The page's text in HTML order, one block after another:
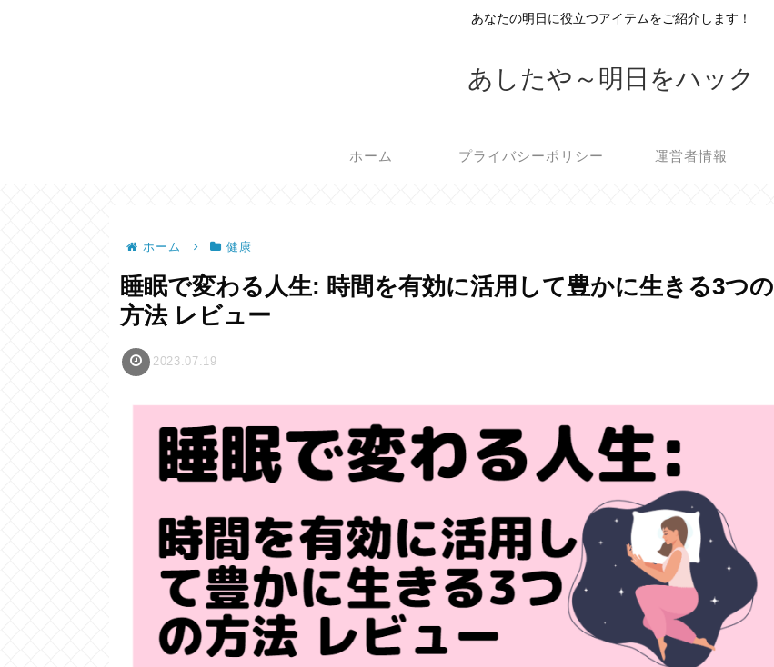
あなたの明日に役立つアイテムをご紹介します！
あしたや～明日をハック
ホーム プライバシーポリシー 運営者情報
ホーム 健康
睡眠で変わる人生: 時間を有効に活用して豊かに生きる3つの
方法 レビュー
2023.07.19